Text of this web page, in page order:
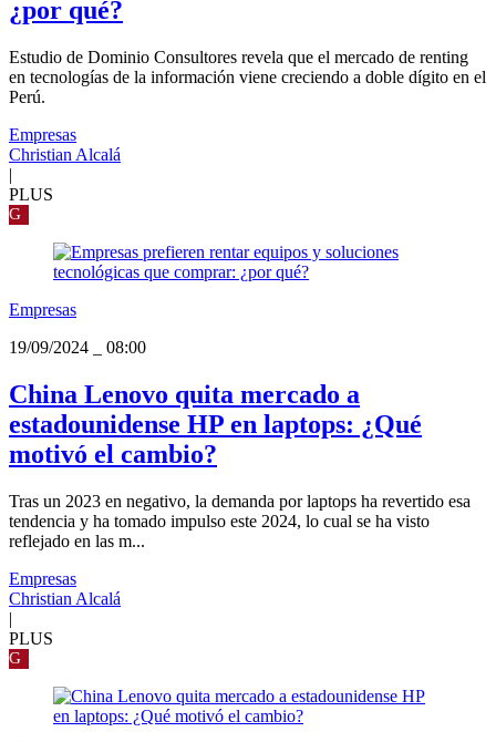
¿por qué?
Estudio de Dominio Consultores revela que el mercado de renting
en tecnologías de la información viene creciendo a doble dígito en el
Perú.
Empresas
Christian Alcalá
|
PLUS
G
Empresas
19/09/2024
08:00
China Lenovo quita mercado a
estadounidense HP en laptops: ¿Qué
motivó el cambio?
Tras un 2023 en negativo, la demanda por laptops ha revertido esa
tendencia y ha tomado impulso este 2024, lo cual se ha visto
reflejado en las m...
Empresas
Christian Alcalá
|
PLUS
G